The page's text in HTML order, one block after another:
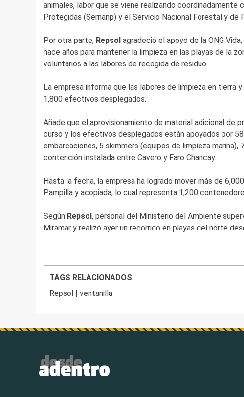
animales, labor que se viene realizando coordinadamente
Protegidas (Sernanp) y el Servicio Nacional Forestal y de
Por otra parte, Repsol agradeció el apoyo de la ONG
hace años para mantener la limpieza en las playas de la
voluntarios a las labores de recogida de residuo.
La empresa informa que las labores de limpieza en tierra
1,800 efectivos desplegados.
Añade que el aprovisionamiento de material adicional de
curso y los efectivos desplegados están apoyados por 58
embarcaciones, 5 skimmers (equipos de limpieza
contención instalada entre Cavero y Faro Chancay.
Hasta la fecha, la empresa ha logrado mover más de
Pampilla y acopiada, lo cual representa 1,200
Según Repsol , personal del Ministerio del Ambiente
Miramar y realizó ayer un recorrido en playas del norte
TAGS RELACIONADOS
Repsol |ventanilla